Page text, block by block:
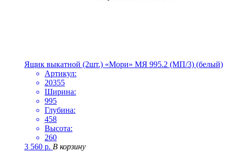
Ящик выкатной (2шт.) «Мори» МЯ 995.2 (МП/3) (белый)
Артикул:
20355
Ширина:
995
Глубина:
458
Высота:
260
3 560 р. В корзину